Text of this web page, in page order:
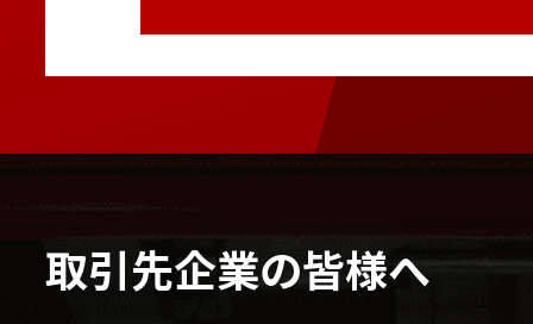
取引先企業の皆様へ